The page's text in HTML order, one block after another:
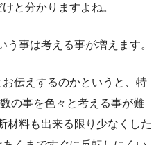
と分かりますよね。
事は考える事が増えます。
伝えするのかというと、特
の事を色々と考える事が難
材料も出来る限り少なくした